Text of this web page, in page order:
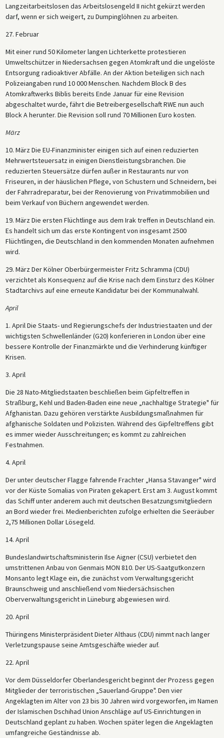
Langzeitarbeitslosen das Arbeitslosengeld II nicht gekürzt werden
darf, wenn er sich weigert, zu Dumpinglöhnen zu arbeiten.
27. Februar
Mit einer rund 50 Kilometer langen Lichterkette protestieren
Umweltschützer in Niedersachsen gegen Atomkraft und die ungelöste
Entsorgung radioaktiver Abfälle. An der Aktion beteiligen sich nach
Polizeiangaben rund 10 000 Menschen. Nachdem Block B des
Atomkraftwerks Biblis bereits Ende Januar für eine Revision
abgeschaltet wurde, fährt die Betreibergesellschaft RWE nun auch
Block A herunter. Die Revision soll rund 70 Millionen Euro kosten.
März
10. März Die EU-Finanzminister einigen sich auf einen reduzierten
Mehrwertsteuersatz in einigen Dienstleistungsbranchen. Die
reduzierten Steuersätze dürfen außer in Restaurants nur von
Friseuren, in der häuslichen Pflege, von Schustern und Schneidern, bei
der Fahrradreparatur, bei der Renovierung von Privatimmobilien und
beim Verkauf von Büchern angewendet werden.
19. März Die ersten Flüchtlinge aus dem Irak treffen in Deutschland ein.
Es handelt sich um das erste Kontingent von insgesamt 2500
Flüchtlingen, die Deutschland in den kommenden Monaten aufnehmen
wird.
29. März Der Kölner Oberbürgermeister Fritz Schramma (CDU)
verzichtet als Konsequenz auf die Krise nach dem Einsturz des Kölner
Stadtarchivs auf eine erneute Kandidatur bei der Kommunalwahl.
April
1. April Die Staats- und Regierungschefs der Industriestaaten und der
wichtigsten Schwellenländer (G20) konferieren in London über eine
bessere Kontrolle der Finanzmärkte und die Verhinderung künftiger
Krisen.
3. April
Die 28 Nato-Mitgliedstaaten beschließen beim Gipfeltreffen in
Straßburg, Kehl und Baden-Baden eine neue „nachhaltige Strategie" für
Afghanistan. Dazu gehören verstärkte Ausbildungsmaßnahmen für
afghanische Soldaten und Polizisten. Während des Gipfeltreffens gibt
es immer wieder Ausschreitungen; es kommt zu zahlreichen
Festnahmen.
4. April
Der unter deutscher Flagge fahrende Frachter „Hansa Stavanger" wird
vor der Küste Somalias von Piraten gekapert. Erst am 3. August kommt
das Schiff unter anderem auch mit deutschen Besatzungsmitgliedern
an Bord wieder frei. Medienberichten zufolge erhielten die Seeräuber
2,75 Millionen Dollar Lösegeld.
14. April
Bundeslandwirtschaftsministerin Ilse Aigner (CSU) verbietet den
umstrittenen Anbau von Genmais MON 810. Der US-Saatgutkonzern
Monsanto legt Klage ein, die zunächst vom Verwaltungsgericht
Braunschweig und anschließend vom Niedersächsischen
Oberverwaltungsgericht in Lüneburg abgewiesen wird.
20. April
Thüringens Ministerpräsident Dieter Althaus (CDU) nimmt nach langer
Verletzungspause seine Amtsgeschäfte wieder auf.
22. April
Vor dem Düsseldorfer Oberlandesgericht beginnt der Prozess gegen
Mitglieder der terroristischen „Sauerland-Gruppe". Den vier
Angeklagten im Alter von 23 bis 30 Jahren wird vorgeworfen, im Namen
der Islamischen Dschihad Union Anschläge auf US-Einrichtungen in
Deutschland geplant zu haben. Wochen später legen die Angeklagten
umfangreiche Geständnisse ab.